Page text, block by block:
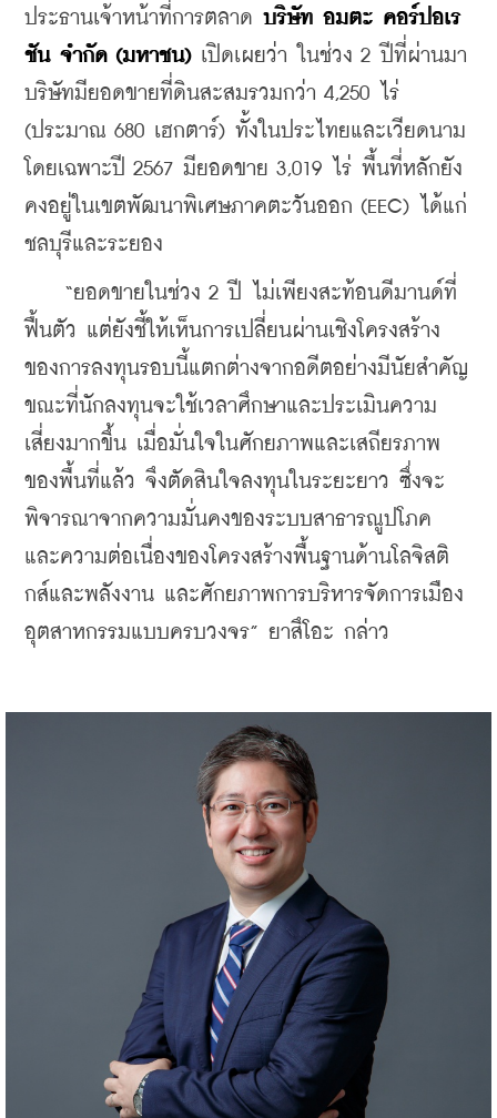
ประธานเจ้าหน้าที่การตลาด บริษัท อมตะ คอร์ปอเร
ชัน จำกัด (มหาชน) เปิดเผยว่า ในช่วง 2 ปีที่ผ่านมา
บริษัทมียอดขายที่ดินสะสมรวมกว่า 4,250 ไร่
(ประมาณ 680 เฮกตาร์) ทั้งในประไทยและเวียดนาม
โดยเฉพาะปี 2567 มียอดขาย 3,019 ไร่ พื้นที่หลักยัง
คงอยู่ในเขตพัฒนาพิเศษภาคตะวันออก (EEC) ได้แก่
ชลบุรีและระยอง
“ยอดขายในช่วง 2 ปี ไม่เพียงสะท้อนดีมานด์ที่
ฟื้นตัว แต่ยังชี้ให้เห็นการเปลี่ยนผ่านเชิงโครงสร้าง
ของการลงทุนรอบนี้แตกต่างจากอดีตอย่างมีนัยสำคัญ
ขณะที่นักลงทุนจะใช้เวลาศึกษาและประเมินความ
เสี่ยงมากขึ้น เมื่อมั่นใจในศักยภาพและเสถียรภาพ
ของพื้นที่แล้ว จึงตัดสินใจลงทุนในระยะยาว ซึ่งจะ
พิจารณาจากความมั่นคงของระบบสาธารณูปโภค
และความต่อเนื่องของโครงสร้างพื้นฐานด้านโลจิสติ
กส์และพลังงาน และศักยภาพการบริหารจัดการเมือง
อุตสาหกรรมแบบครบวงจร” ยาสึโอะ กล่าว